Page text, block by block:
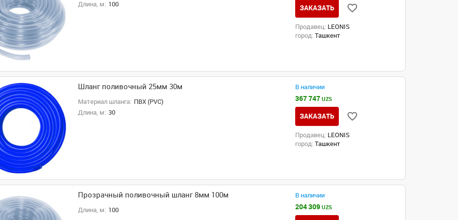
Длина, м: 100 ЗАКАЗАТЬ
Продавец: LEONIS
город: Ташкент
Шланг поливочный 25мм 30м
Материал шланга: ПВХ (PVC)
Длина, м: 30
В наличии
367 747UZS
ЗАКАЗАТЬ
Продавец: LEONIS
город: Ташкент
Прозрачный поливочный шланг 8мм 100м
Длина, м: 100
В наличии
204 309UZS